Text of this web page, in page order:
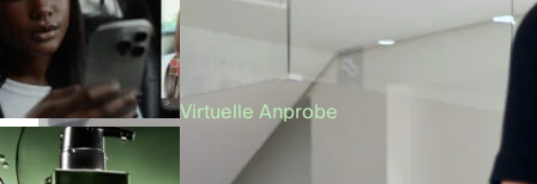
Virtuelle Anprobe